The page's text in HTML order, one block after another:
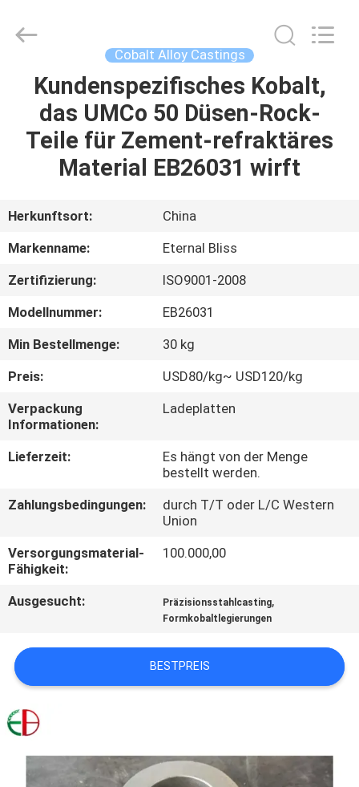
HAUS
PRODUKTE
ÜBER
FABRIK-
AUSFLUG
QUALITÄTSKONTROLLE
TRETEN
MIT
IN
VERBINDUNG
FORDERN
SIE
EIN
ZITAT
Forging
Co.,LTD..
Reserved.
Cobalt Alloy Castings
Kundenspezifisches Kobalt,
das UMCo 50 Düsen-Rock-
Teile für Zement-refraktäres
Material EB26031 wirft
Herkunftsort:
China
Markenname:
Eternal Bliss
Zertifizierung:
ISO9001-2008
Modellnummer:
EB26031
Min Bestellmenge:
30 kg
Preis:
USD80/kg~ USD120/kg
Verpackung
Informationen:
Ladeplatten
Lieferzeit:
Es hängt von der Menge
bestellt werden.
Zahlungsbedingungen:
durch T/T oder L/C Western
Union
Versorgungsmaterial-
Fähigkeit:
100.000,00
Ausgesucht: Präzisionsstahlcasting,
Formkobaltlegierungen
BESTPREIS